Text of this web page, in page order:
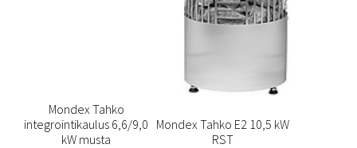
Mondex Tahko
integrointikaulus 6,6/9,0
kW musta
Mondex Tahko E2 10,5 kW
RST